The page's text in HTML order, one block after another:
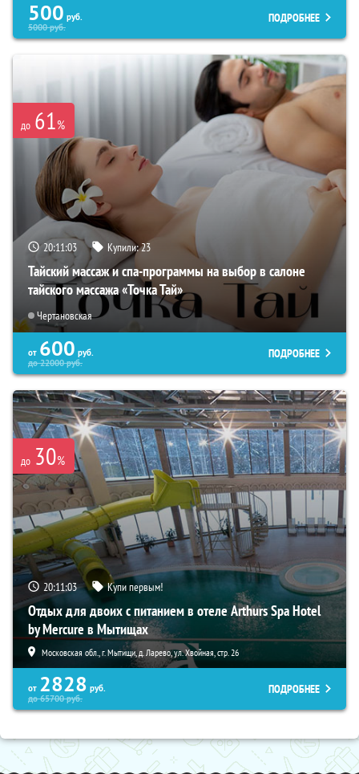
500 руб.
5000руб.
ПОДРОБНЕЕ
до 61%
20:11:01 Купили:23
Тайский массаж и спа-программы на выбор в салоне
тайского массажа «Точка Тай»
Чертановская
от 600 руб.
до22000руб.
ПОДРОБНЕЕ
до 30%
20:11:01 Купи первым!
Отдых для двоих с питанием в отеле Arthurs Spa Hotel
by Mercure в Мытищах
Московская обл., г. Мытищи, д. Ларево, ул. Хвойная, стр. 26
от 2828 руб.
до65700руб.
ПОДРОБНЕЕ